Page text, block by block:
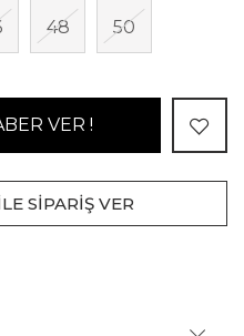
48 50
VER !
SİPARİŞ VER